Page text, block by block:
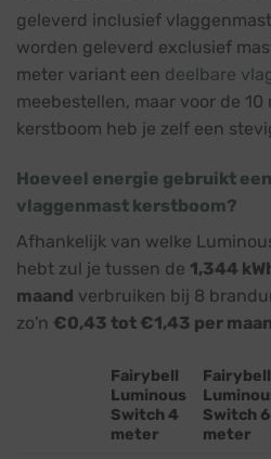
geleverd inclusief
worden geleverd exclusief
meter variant een deelbare
meebestellen, maar voor de
kerstboom heb je zelf een
Hoeveel energie gebruikt
vlaggenmast kerstboom?
Afhankelijk van welke
hebt zul je tussen de 1,344
maand verbruiken bij 8
zo'n €0,43 tot €1,43 per
Fairybell
Luminous
Switch 4
meter
Fairybell
Switch 6
meter